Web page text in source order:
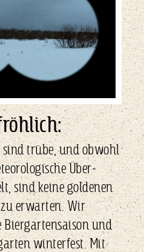
sind trübe, und obwohl
Über­
sind keine goldenen
erwarten. Wir
Biergarten­saison und
winterfest. Mit